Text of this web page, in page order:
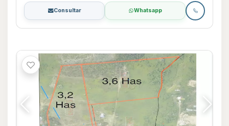
Consultar Whatsapp